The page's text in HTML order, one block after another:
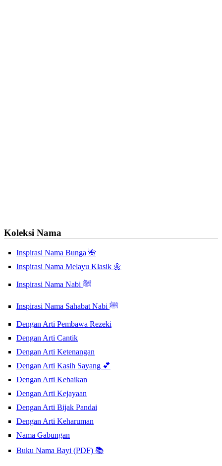
Koleksi Nama
Inspirasi Nama Bunga 🌺
Inspirasi Nama Melayu Klasik 🌼
Inspirasi Nama Nabi ﷺ
Inspirasi Nama Sahabat Nabi ﷺ
Dengan Arti Pembawa Rezeki
Dengan Arti Cantik
Dengan Arti Ketenangan
Dengan Arti Kasih Sayang 💕
Dengan Arti Kebaikan
Dengan Arti Kejayaan
Dengan Arti Bijak Pandai
Dengan Arti Keharuman
Nama Gabungan
Buku Nama Bayi (PDF) 📚